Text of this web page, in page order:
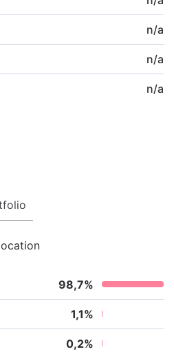
n/a
n/a
n/a
98,7%
1,1%
0,2%